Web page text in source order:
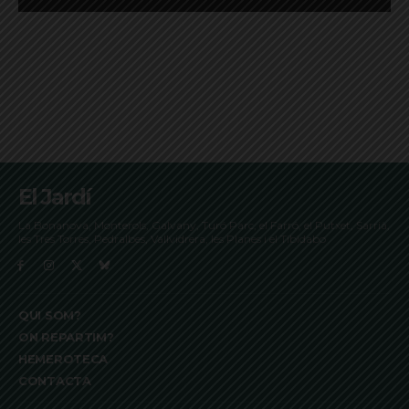
El Jardí
La Bonanova, Monterols, Galvany, Turó Parc, el Farró, el Putxet, Sarrià,
les Tres Torres, Pedralbes, Vallvidrera, les Planes i el Tibidabo
QUI SOM?
ON REPARTIM?
HEMEROTECA
CONTACTA